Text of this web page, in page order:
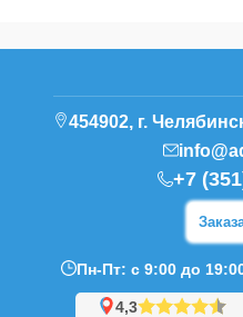
454902, г.
+7
Пн-Пт: с 9:00 до
4,3